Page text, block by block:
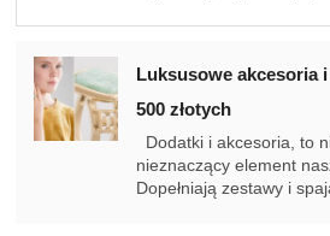
Luksusowe akcesoria
500 złotych
Dodatki i akcesoria, to
nieznaczący element
Dopełniają zestawy i